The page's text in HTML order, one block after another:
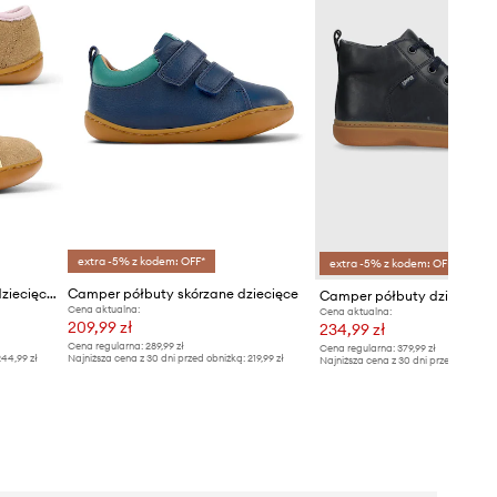
Camper półbuty nubukowe dziecięce TWS FW
zł
extra -5% z kodem: OFF*
Camper półbuty skórzane dziecięce
Cena aktualna:
209,99 zł
Cena regularna:289,99 zł
Najniższa cena z 30 dni przed obniżką:219,99 zł
extra -5% z kodem: OFF*
Cena aktualna:
234,99 zł
Cena regularna: 379,99 zł
Najniższa cena z 30 dni przed obniżką: